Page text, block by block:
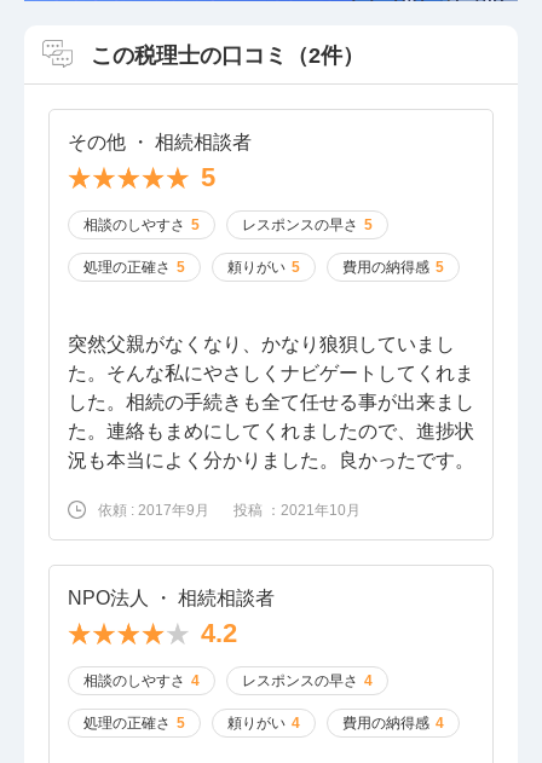
この税理士の口コミ（2件）
その他 ・ 相続相談者
5
相談のしやすさ 5 レスポンスの早さ 5
処理の正確さ 5 頼りがい 5 費用の納得感 5
突然父親がなくなり、かなり狼狽していまし
た。そんな私にやさしくナビゲートしてくれま
した。相続の手続きも全て任せる事が出来まし
た。連絡もまめにしてくれましたので、進捗状
況も本当によく分かりました。良かったです。
依頼 : 2017年9月 投稿 ：2021年10月
NPO法人 ・ 相続相談者
4.2
相談のしやすさ 4 レスポンスの早さ 4
処理の正確さ 5 頼りがい 4 費用の納得感 4